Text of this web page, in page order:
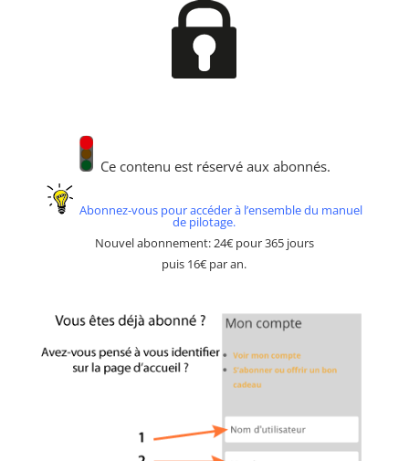
Ce contenu est réservé aux abonnés.
Abonnez-vous pour accéder à l’ensemble du manuel
de pilotage.
Nouvel abonnement: 24€ pour 365 jours
puis 16€ par an.